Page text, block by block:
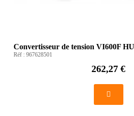
Convertisseur de tension VI600F
Réf : 967628501
262,27 €